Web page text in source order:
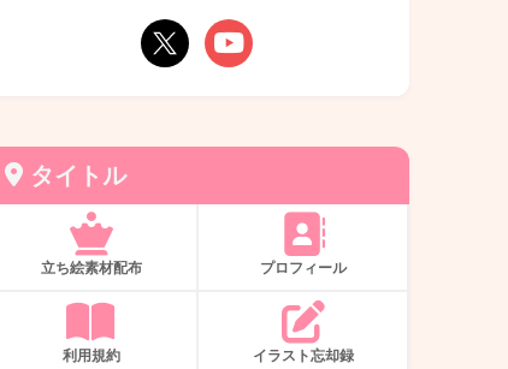
タイトル
立ち絵素材配布 プロフィール
利用規約 イラスト忘却録